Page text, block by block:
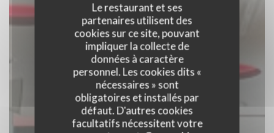
Le restaurant et ses
partenaires utilisent des
cookies sur ce site, pouvant
impliquer la collecte de
données à caractère
personnel. Les cookies dits «
nécessaires » sont
obligatoires et installés par
défaut. D'autres cookies
facultatifs nécessitent votre